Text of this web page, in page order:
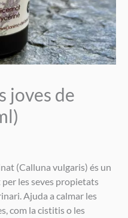
joves de
(Calluna vulgaris) és un
les seves propietats
Ajuda a calmar les
com la cistitis o les